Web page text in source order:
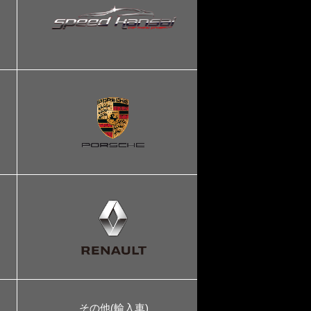
その他(輸入車)